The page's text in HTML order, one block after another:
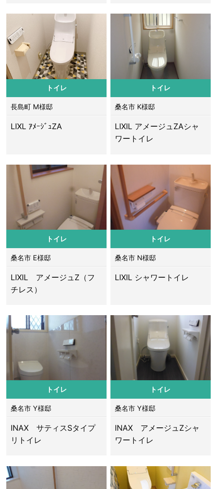
トイレ
長島町 M様邸
LIXL ｱﾒｰｼﾞｭZA
トイレ
桑名市 K様邸
LIXIL アメージュZAシャ
ワートイレ
トイレ
桑名市 E様邸
LIXIL アメージュZ（フ
チレス）
トイレ
桑名市 N様邸
LIXIL シャワートイレ
トイレ
桑名市 Y様邸
INAX サティスSタイプ
リトイレ
トイレ
桑名市 Y様邸
INAX アメージュZシャ
ワートイレ